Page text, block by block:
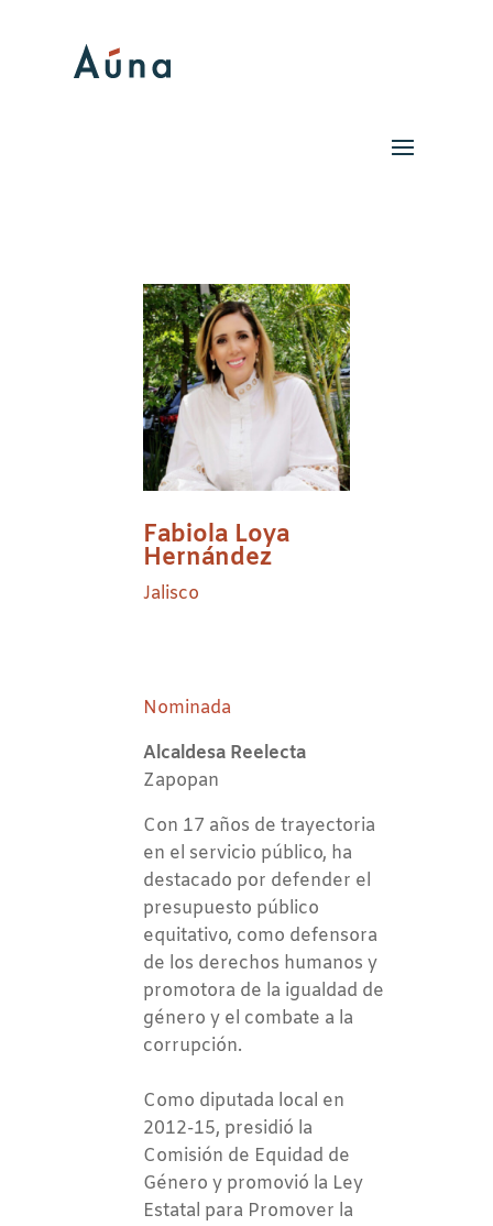
Fabiola Loya
Hernández
Jalisco
Nominada
Alcaldesa Reelecta
Zapopan
Con 17 años de trayectoria
en el servicio público, ha
destacado por defender el
presupuesto público
equitativo, como defensora
de los derechos humanos y
promotora de la igualdad de
género y el combate a la
corrupción.
Como diputada local en
2012-15, presidió la
Comisión de Equidad de
Género y promovió la Ley
Estatal para Promover la